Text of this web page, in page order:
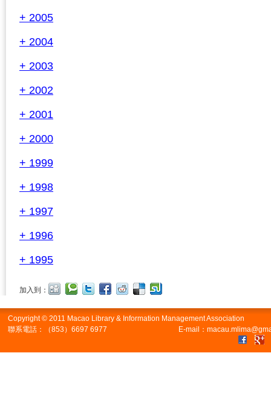
+ 2005
+ 2004
+ 2003
+ 2002
+ 2001
+ 2000
+ 1999
+ 1998
+ 1997
+ 1996
+ 1995
加入到：
Copyright © 2011 Macao Library & Information Management Association
聯系電話：（853）6697 6977
E-mail：